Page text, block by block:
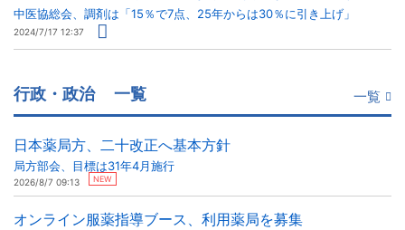
中医協総会、調剤は「15％で7点、25年からは30％に引き上げ」
2024/7/17 12:37
行政・政治 一覧 一覧
日本薬局方、二十改正へ基本方針
局方部会、目標は31年4月施行
2026/8/7 09:13 NEW
オンライン服薬指導ブース、利用薬局を募集